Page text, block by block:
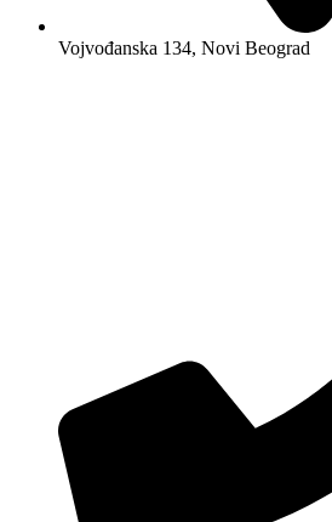
Vojvođanska 134, Novi Beograd